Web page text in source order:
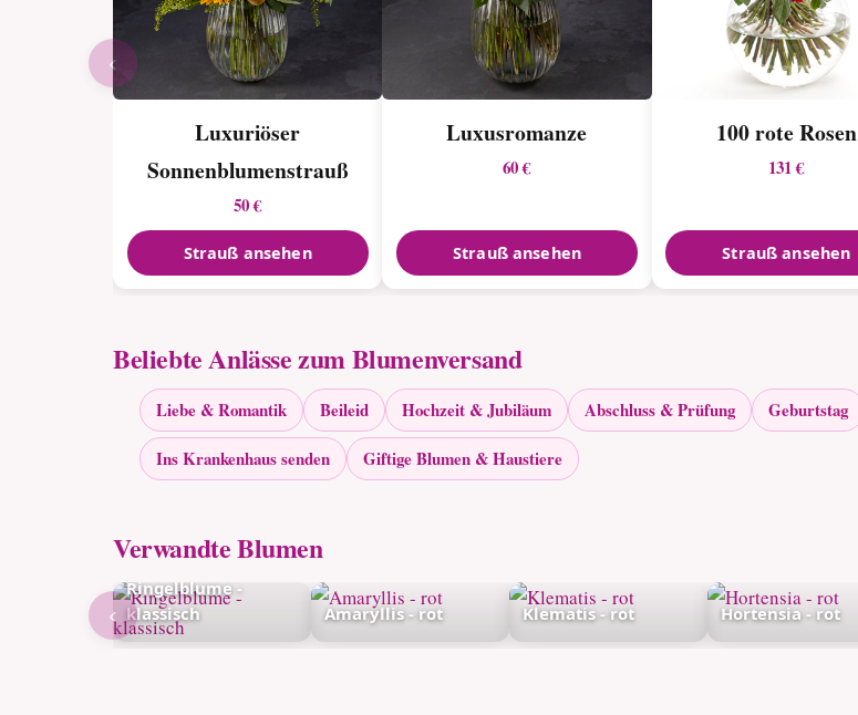
Luxuriöser
Sonnenblumen­strauß
50 €
Strauß ansehen
Luxusromanze
60 €
Strauß ansehen
100 rote Rosen
131 €
Strauß ansehen
‹
Beliebte Anlässe zum Blumenversand
Liebe & Romantik Beileid Hochzeit & Jubiläum Abschluss & Prüfung Geburtstag
Ins Krankenhaus senden Giftige Blumen & Haustiere
Verwandte Blumen
Ringelblume -
klassisch
Amaryllis - rot Klematis - rot Hortensia - rot
‹